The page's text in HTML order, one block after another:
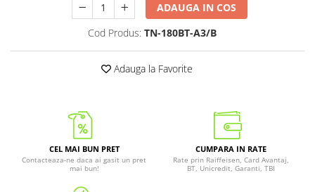
ADAUGA IN COS
Cod Produs: TN-180BT-A3/B
Adauga la Favorite
CEL MAI BUN PRET
Contacteaza-ne daca ai gasit un pret
mai bun!
CUMPARA IN RATE
Rate prin Raiffeisen, Card Avantaj,
BT, Unicredit, Garanti, TBI